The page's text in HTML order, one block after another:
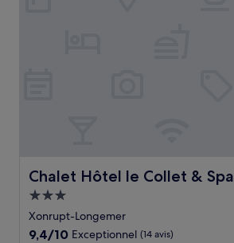
Chalet Hôtel le Collet & Spa
Chalet Hôtel le Collet & Spa
Hébergement
3.0 étoiles
Xonrupt-Longemer
9.4
9,4/10 Exceptionnel (14 avis)